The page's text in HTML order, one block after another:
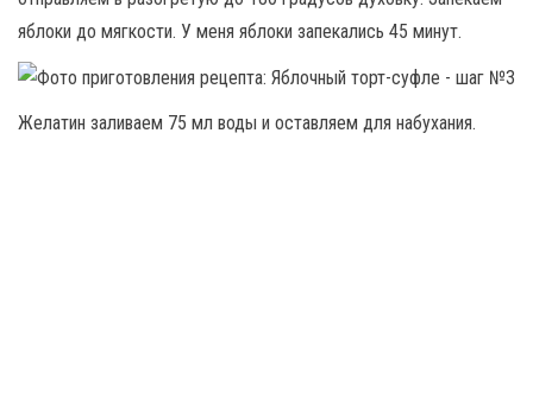
яблоки до мягкости. У меня яблоки запекались 45 минут.
Желатин заливаем 75 мл воды и оставляем для набухания.